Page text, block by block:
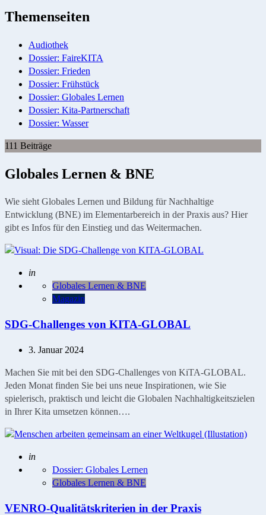
Themenseiten
Audiothek
Dossier: FaireKITA
Dossier: Frieden
Dossier: Frühstück
Dossier: Globales Lernen
Dossier: Kita-Partnerschaft
Dossier: Wasser
111 Beiträge
Globales Lernen & BNE
Wie sieht Globales Lernen und Bildung für Nachhaltige
Entwicklung (BNE) im Elementarbereich in der Praxis aus? Hier
gibt es Infos für den Einstieg und das Weitermachen.
Geschrieben
in
Globales Lernen & BNE
Magazin
SDG-Challenges von KITA-GLOBAL
3. Januar 2024
Machen Sie mit bei den SDG-Challenges von KiTA-GLOBAL.
Jeden Monat finden Sie bei uns neue Inspirationen, wie Sie
spielerisch, praktisch und leicht die Globalen Nachhaltigkeitszielen
in Ihrer Kita umsetzen können….
Geschrieben
in
Dossier: Globales Lernen
Globales Lernen & BNE
VENRO-Qualitätskriterien in der Praxis